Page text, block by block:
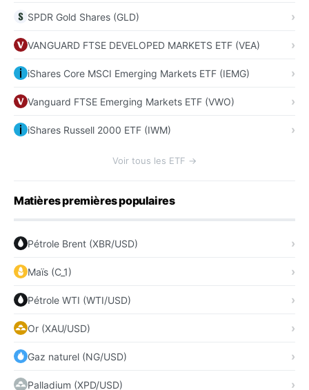
SPDR Gold Shares (GLD)
VANGUARD FTSE DEVELOPED MARKETS ETF (VEA)
iShares Core MSCI Emerging Markets ETF (IEMG)
Vanguard FTSE Emerging Markets ETF (VWO)
iShares Russell 2000 ETF (IWM)
Voir tous les ETF →
Matières premières populaires
Pétrole Brent (XBR/USD)
Maïs (C_1)
Pétrole WTI (WTI/USD)
Or (XAU/USD)
Gaz naturel (NG/USD)
Palladium (XPD/USD)